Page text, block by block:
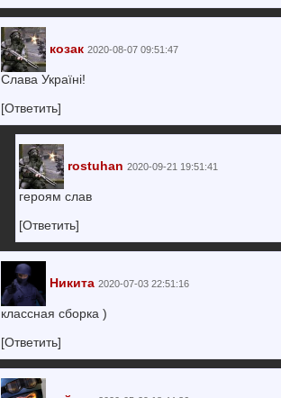
козак 2020-08-07 09:51:47
Слава Україні!
[Ответить]
rostuhan 2020-09-21 19:51:41
героям слав
[Ответить]
Никита 2020-07-03 22:51:16
классная сборка )
[Ответить]